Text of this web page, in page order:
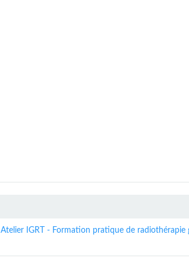
Atelier IGRT - Formation pratique de